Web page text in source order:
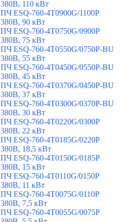
380В, 110 кВт
ПЧ ESQ-760-4T0900G/1100P
380В, 90 кВт
ПЧ ESQ-760-4T0750G/0900P
380В, 75 кВт
ПЧ ESQ-760-4T0550G/0750P-BU
380В, 55 кВт
ПЧ ESQ-760-4T0450G/0550P-BU
380В, 45 кВт
ПЧ ESQ-760-4T0370G/0450P-BU
380В, 37 кВт
ПЧ ESQ-760-4T0300G/0370P-BU
380В, 30 кВт
ПЧ ESQ-760-4T0220G/0300P
380В, 22 кВт
ПЧ ESQ-760-4T0185G/0220P
380В, 18,5 кВт
ПЧ ESQ-760-4T0150G/0185P
380В, 15 кВт
ПЧ ESQ-760-4T0110G/0150P
380В, 11 кВт
ПЧ ESQ-760-4T0075G/0110P
380В, 7,5 кВт
ПЧ ESQ-760-4T0055G/0075P